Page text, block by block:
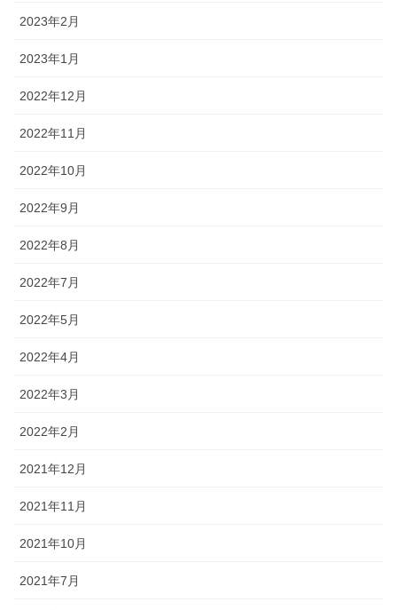
2023年2月
2023年1月
2022年12月
2022年11月
2022年10月
2022年9月
2022年8月
2022年7月
2022年5月
2022年4月
2022年3月
2022年2月
2021年12月
2021年11月
2021年10月
2021年7月